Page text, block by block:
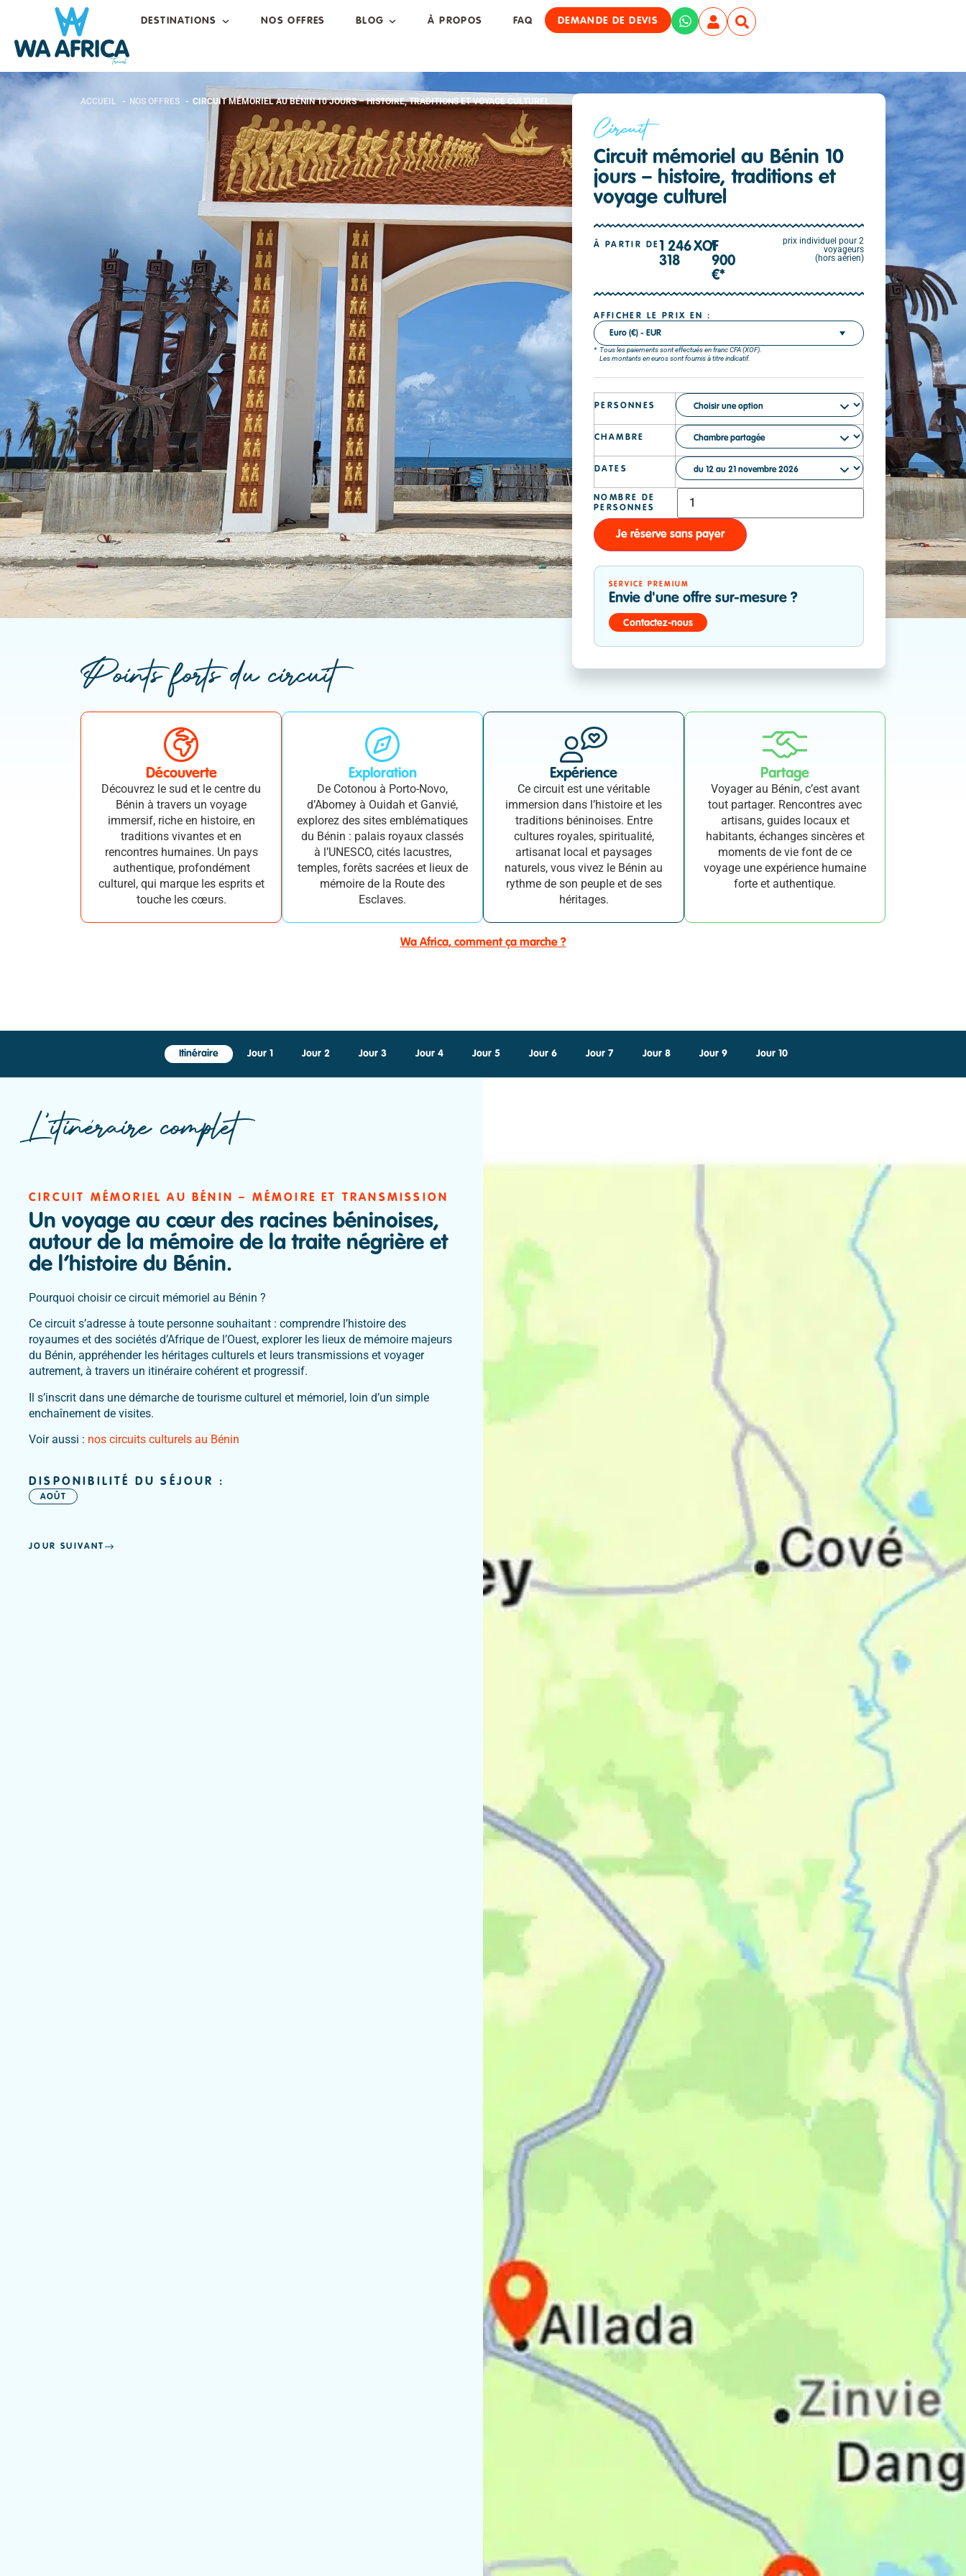
DESTINATIONS NOS OFFRES BLOG À PROPOS FAQ DEMANDE DE DEVIS
ACCUEIL NOS OFFRES CIRCUIT MÉMORIEL AU BÉNIN 10 JOURS – HISTOIRE, TRADITIONS ET VOYAGE CULTUREL
Circuit
Circuit mémoriel au Bénin 10
jours – histoire, traditions et
voyage culturel
À PARTIR DE 1 246
318
XOF
/1
900
€*
prix individuel pour 2
voyageurs
(hors aérien)
AFFICHER LE PRIX EN :
Euro (€) - EUR
Tous les paiements sont effectués en franc CFA (XOF).
Les montants en euros sont fournis à titre indicatif.
PERSONNES
CHAMBRE
DATES
Je réserve sans payer
SERVICE PREMIUM
Envie d'une offre sur-mesure ?
Contactez-nous
Points forts du circuit
Découverte
Découvrez le sud et le centre du
Bénin à travers un voyage
immersif, riche en histoire, en
traditions vivantes et en
rencontres humaines. Un pays
authentique, profondément
culturel, qui marque les esprits et
touche les cœurs.
Exploration
De Cotonou à Porto-Novo,
d’Abomey à Ouidah et Ganvié,
explorez des sites emblématiques
du Bénin : palais royaux classés
à l’UNESCO, cités lacustres,
temples, forêts sacrées et lieux de
mémoire de la Route des
Esclaves.
Expérience
Ce circuit est une véritable
immersion dans l’histoire et les
traditions béninoises. Entre
cultures royales, spiritualité,
artisanat local et paysages
naturels, vous vivez le Bénin au
rythme de son peuple et de ses
héritages.
Partage
Voyager au Bénin, c’est avant
tout partager. Rencontres avec
artisans, guides locaux et
habitants, échanges sincères et
moments de vie font de ce
voyage une expérience humaine
forte et authentique.
Wa Africa, comment ça marche ?
voyageurs)
Je réserve
Itinéraire Jour 1 Jour 2 Jour 3 Jour 4 Jour 5 Jour 6 Jour 7 Jour 8 Jour 9 Jour 10
L'itinéraire complet
CIRCUIT MÉMORIEL AU BÉNIN – MÉMOIRE ET TRANSMISSION
Un voyage au cœur des racines béninoises,
autour de la mémoire de la traite négrière et
de l’histoire du Bénin.
Pourquoi choisir ce circuit mémoriel au Bénin ?
Ce circuit s’adresse à toute personne souhaitant : comprendre l’histoire des
royaumes et des sociétés d’Afrique de l’Ouest, explorer les lieux de mémoire majeurs
du Bénin, appréhender les héritages culturels et leurs transmissions et voyager
autrement, à travers un itinéraire cohérent et progressif.
Il s’inscrit dans une démarche de tourisme culturel et mémoriel, loin d’un simple
enchaînement de visites.
Voir aussi : nos circuits culturels au Bénin
DISPONIBILITÉ DU SÉJOUR :
AOÛT
JOUR SUIVANT